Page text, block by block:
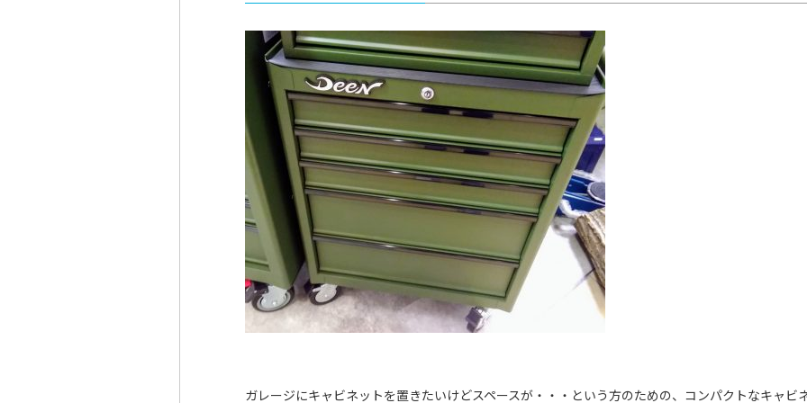
ガレージにキャビネットを置きたいけどスペースが・・・という方のための、コンパクトなキャビ